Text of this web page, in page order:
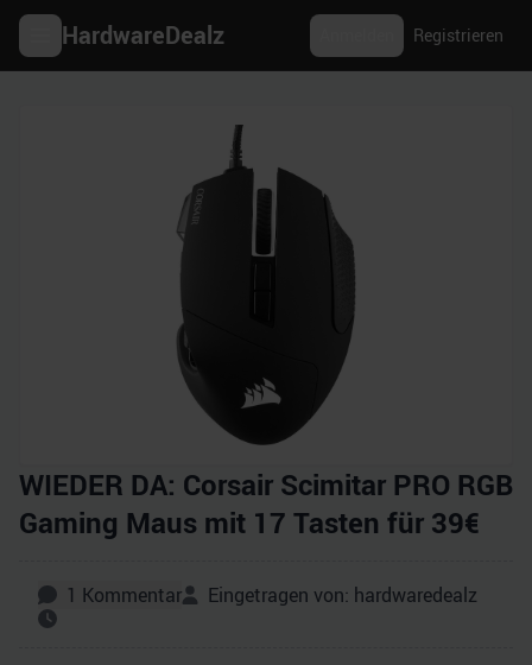
HardwareDealz Registrieren
WIEDER DA: Corsair Scimitar PRO RGB
Gaming Maus mit 17 Tasten für 39€
1 Kommentar Eingetragen von: hardwaredealz